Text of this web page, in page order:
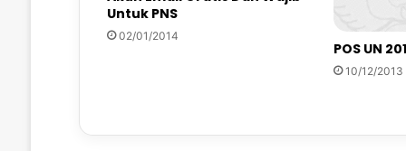
Untuk PNS
02/01/2014
POS UN
10/12/2013